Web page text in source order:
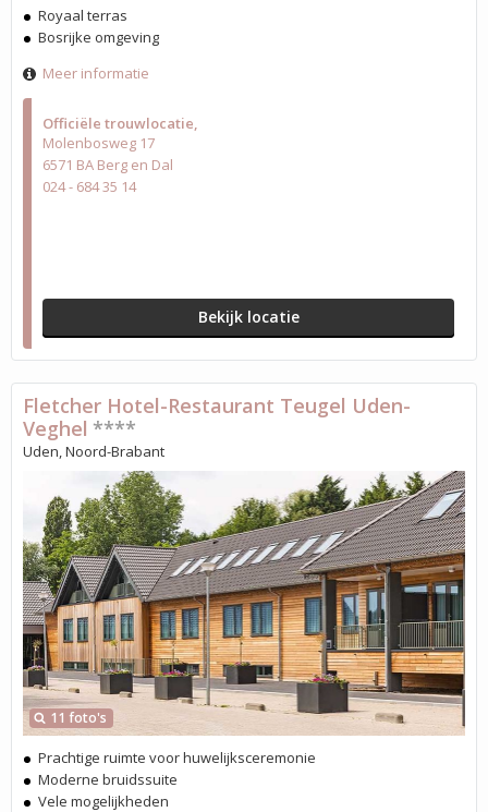
Officiële trouwlocatie
Molenbosweg 17
6571 BA Berg en Dal
024 - 684 35 14
Bekijk locatie
Royaal terras
Bosrijke omgeving
Meer informatie
11 foto's
Fletcher Hotel-Restaurant Teugel Uden-
Veghel ****
Uden, Noord-Brabant
Prachtige ruimte voor huwelijksceremonie
Moderne bruidssuite
Vele mogelijkheden